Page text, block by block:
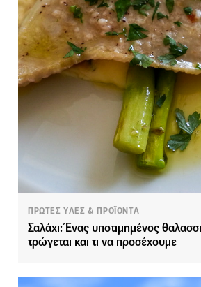
ΠΡΩΤΕΣ ΥΛΕΣ & ΠΡΟΪΟΝΤΑ
Σαλάχι: Ένας υποτιμημένος
τρώγεται και τι να προσέχουμε